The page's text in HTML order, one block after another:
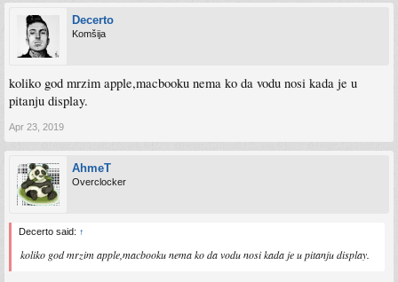
Decerto
Komšija
koliko god mrzim apple,macbooku nema ko da vodu nosi kada je u
pitanju display.
Apr 23, 2019
AhmeT
Overclocker
Decerto said: ↑
koliko god mrzim apple,macbooku nema ko da vodu nosi kada je u pitanju display.